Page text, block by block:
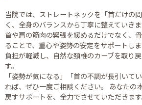
当院では、ストレートネックを「首だけの
く、全身のバランスから丁寧に整えていきま
首や肩の筋肉の緊張を緩めるだけでなく、
ることで、重心や姿勢の安定をサポートし
負担が軽減し、自然な頚椎のカーブを取り
す。
「姿勢が気になる」「首の不調が長引いて
れば、ぜひ一度ご相談ください。 あなたの
戻すサポートを、全力でさせていただきます